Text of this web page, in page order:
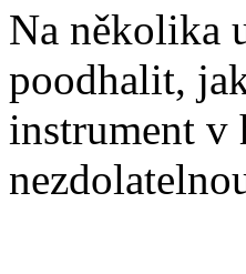
Na několika
poodhalit,
instrument v